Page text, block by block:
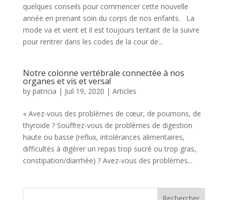
quelques conseils pour commencer cette nouvelle
année en prenant soin du corps de nos enfants. La
mode va et vient et il est toujours tentant de la suivre
pour rentrer dans les codes de la cour de...
Notre colonne vertébrale connectée à nos
organes et vis et versa!
by patricia | Juil 19, 2020 | Articles
« Avez-vous des problèmes de cœur, de poumons, de
thyroide ? Souffrez-vous de problèmes de digestion
haute ou basse (reflux, intolérances alimentaires,
difficultés à digérer un repas trop sucré ou trop gras,
constipation/diarrhée) ? Avez-vous des problèmes...